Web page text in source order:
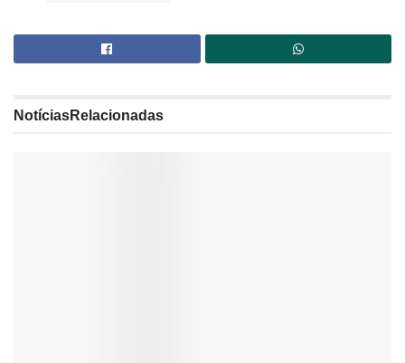
NotíciasRelacionadas